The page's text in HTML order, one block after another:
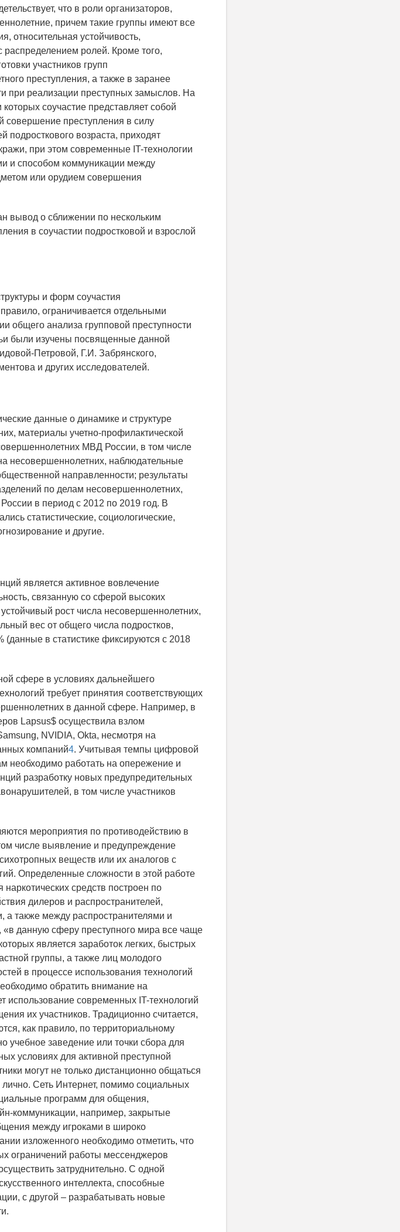
что в роли организаторов,
причем такие группы имеют все
относительная устойчивость,
распределением ролей. Кроме того,
участников групп
преступления, а также в заранее
при реализации преступных замыслов. На
соучастие представляет собой
преступления в силу
подросткового возраста, приходят
при этом современные IT-технологии
и способом коммуникации между
или орудием совершения
вывод о сближении по нескольким
в соучастии подростковой и взрослой
и форм соучастия
ограничивается отдельными
общего анализа групповой преступности
были изучены посвященные данной
Петровой, Г.И. Забрянского,
и других исследователей.
данные о динамике и структуре
материалы учетно-профилактической
МВД России, в том числе
несовершеннолетних, наблюдательные
направленности; результаты
по делам несовершеннолетних,
в период с 2012 по 2019 год. В
статистические, социологические,
и другие.
является активное вовлечение
связанную со сферой высоких
рост числа несовершеннолетних,
вес от общего числа подростков,
в статистике фиксируются с 2018
сфере в условиях дальнейшего
требует принятия соответствующих
в данной сфере. Например, в
Lapsus$ осуществила взлом
NVIDIA, Okta, несмотря на
компаний4. Учитывая темпы цифровой
необходимо работать на опережение и
разработку новых предупредительных
в том числе участников
мероприятия по противодействию в
числе выявление и предупреждение
веществ или их аналогов с
Определенные сложности в этой работе
средств построен по
дилеров и распространителей,
также между распространителями и
«в данную сферу преступного мира все чаще
является заработок легких, быстрых
группы, а также лиц молодого
в процессе использования технологий
обратить внимание на
использование современных IT-технологий
их участников. Традиционно считается,
как правило, по территориальному
учебное заведение или точки сбора для
условиях для активной преступной
могут не только дистанционно общаться
Сеть Интернет, помимо социальных
программ для общения,
коммуникации, например, закрытые
между игроками в широко
изложенного необходимо отметить, что
ограничений работы мессенджеров
затруднительно. С одной
интеллекта, способные
с другой – разрабатывать новые